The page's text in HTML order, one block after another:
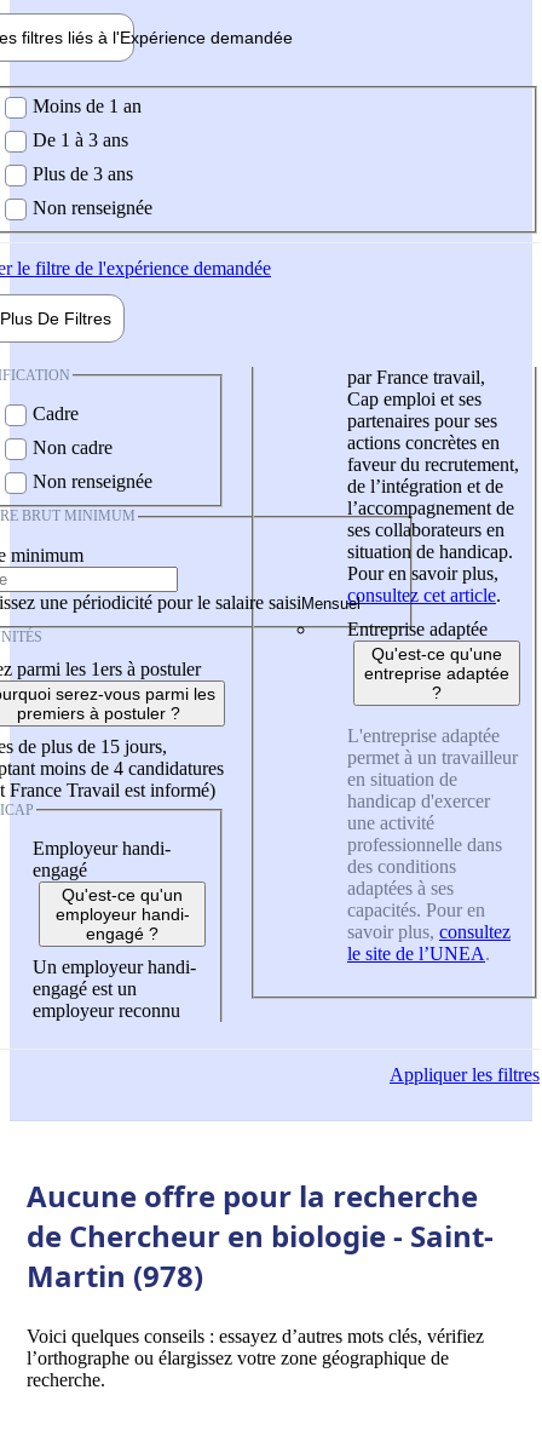
filtres liés à l'Expérience demandée
demandée
Moins de 1 an
De 1 à 3 ans
Plus de 3 ans
Non renseignée
le filtre de l'expérience demandée
Plus De Filtres
Cadre
Non cadre
Non renseignée
BRUT MINIMUM
minimum
une périodicité pour le salaire saisi
parmi les 1ers à postuler
serez-vous parmi les
premiers à postuler ?
de plus de 15 jours,
moins de 4 candidatures
France Travail est informé)
Employeur handi-
engagé
Qu'est-ce qu'un
employeur handi-
engagé ?
Un employeur handi-
engagé est un
employeur reconnu
par France travail,
Cap emploi et ses
partenaires pour ses
actions concrètes en
faveur du recrutement,
de l’intégration et de
l’accompagnement de
ses collaborateurs en
situation de handicap.
Pour en savoir plus,
consultez cet article.
Entreprise adaptée
Qu'est-ce qu'une
entreprise adaptée
?
L'entreprise adaptée
permet à un travailleur
en situation de
handicap d'exercer
une activité
professionnelle dans
des conditions
adaptées à ses
capacités. Pour en
savoir plus, consultez
le site de l’UNEA.
Appliquerles filtres
Aucune offre pour la recherche
de Chercheur en biologie - Saint-
Martin (978)
Voici quelques conseils : essayez d’autres mots clés, vérifiez
l’orthographe ou élargissez votre zone géographique de
recherche.